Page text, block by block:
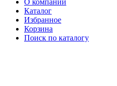
О компании
Каталог
Избранное
Корзина
Поиск по каталогу